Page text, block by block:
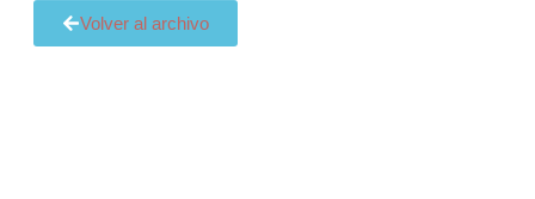
Volver al archivo